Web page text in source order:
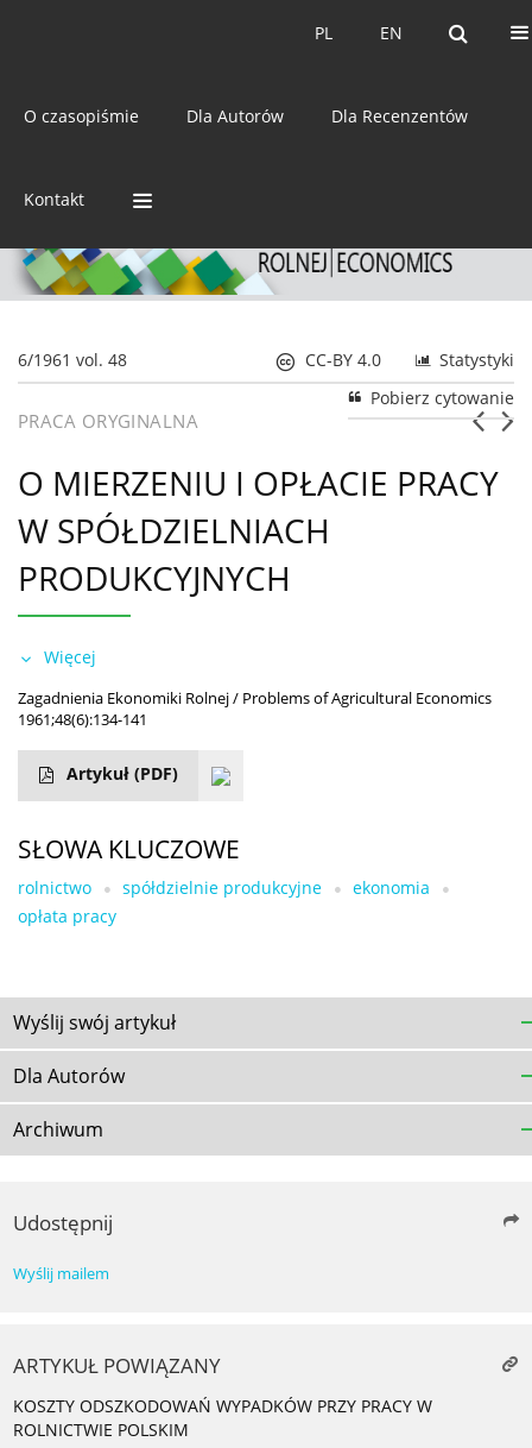
EN
PL EN
PL
O czasopiśmie Dla Autorów Dla Recenzentów
Kontakt
ISSN: 0044-1600
6/1961 vol. 48 Statystyki
CC-BY 4.0
Pobierz cytowanie
PRACA ORYGINALNA
O MIERZENIU I OPŁACIE PRACY
W SPÓŁDZIELNIACH
PRODUKCYJNYCH
Więcej
Zagadnienia Ekonomiki Rolnej / Problems of Agricultural Economics
1961;48(6):134-141
Artykuł (PDF)
SŁOWA KLUCZOWE
rolnictwo spółdzielnie produkcyjne
ekonomia
opłata pracy
Wyślij swój artykuł
Dla Autorów
Archiwum
Udostępnij
Wyślij mailem
ARTYKUŁ POWIĄZANY
KOSZTY ODSZKODOWAŃ WYPADKÓW PRZY PRACY W
ROLNICTWIE POLSKIM